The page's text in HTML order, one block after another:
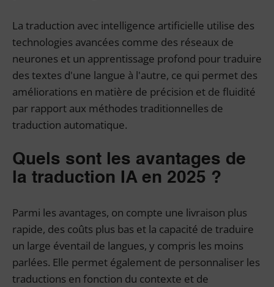
La traduction avec intelligence artificielle utilise des
technologies avancées comme des réseaux de
neurones et un apprentissage profond pour traduire
des textes d'une langue à l'autre, ce qui permet des
améliorations en matière de précision et de fluidité
par rapport aux méthodes traditionnelles de
traduction automatique.
Quels sont les avantages de
la traduction IA en 2025 ?
Parmi les avantages, on compte une livraison plus
rapide, des coûts plus bas et la capacité de traduire
un large éventail de langues, y compris les moins
parlées. Elle permet également de personnaliser les
traductions en fonction du contexte et de